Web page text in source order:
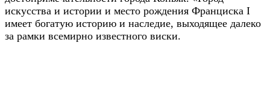
искусства и истории и место рождения Франциска I
имеет богатую историю и наследие, выходящее далеко
за рамки всемирно известного виски.